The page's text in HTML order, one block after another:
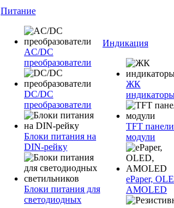
Питание
AC/DC
преобразователи
DC/DC
преобразователи
Блоки питания на
DIN-рейку
Блоки питания для
светодиодных
Индикация
ЖК
TFT
модули
ePaper,
AMOLED